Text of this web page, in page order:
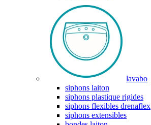
lavabo
siphons laiton
siphons plastique rigides
siphons flexibles drenaflex
siphons extensibles